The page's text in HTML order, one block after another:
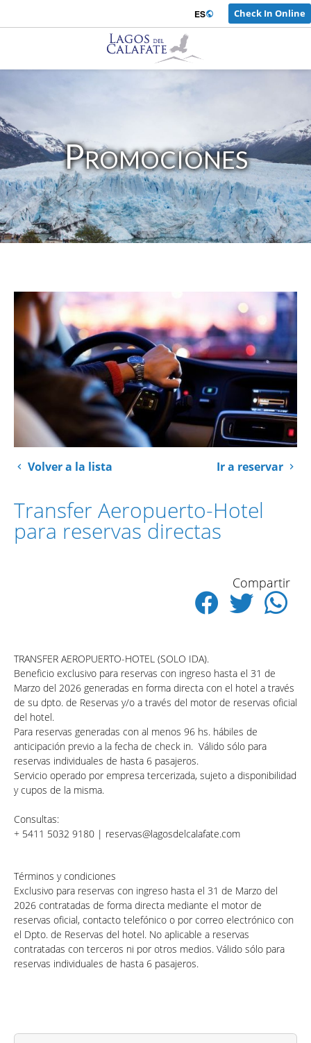
ES Iniciar Sesión
Promociones
Volver a la lista Ir a reservar
Transfer Aeropuerto-Hotel
para reservas directas
Compartir
TRANSFER AEROPUERTO-HOTEL (SOLO IDA).
Beneficio exclusivo para reservas con ingreso hasta el 31 de
Marzo del 2026 generadas en forma directa con el hotel a través
de su dpto. de Reservas y/o a través del motor de reservas oficial
del hotel.
Para reservas generadas con al menos 96 hs. hábiles de
anticipación previo a la fecha de check in. Válido sólo para
reservas individuales de hasta 6 pasajeros.
Servicio operado por empresa tercerizada, sujeto a disponibilidad
y cupos de la misma.
Consultas:
+ 5411 5032 9180 | reservas@lagosdelcalafate.com
Términos y condiciones
Exclusivo para reservas con ingreso hasta el 31 de Marzo del
2026 contratadas de forma directa mediante el motor de
reservas oficial, contacto telefónico o por correo electrónico con
el Dpto. de Reservas del hotel. No aplicable a reservas
contratadas con terceros ni por otros medios. Válido sólo para
reservas individuales de hasta 6 pasajeros.
Check In Online